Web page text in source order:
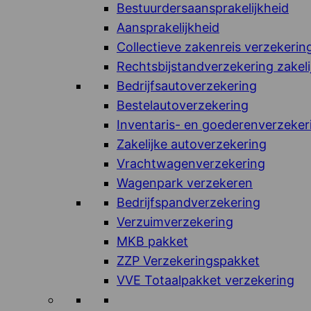
Bestuurdersaansprakelijkheid
Aansprakelijkheid
Collectieve zakenreis
Rechtsbijstandverzekering
Bedrijfsautoverzekering
Bestelautoverzekering
Inventaris- en
Zakelijke autoverzekering
Vrachtwagenverzekering
Wagenpark verzekeren
Bedrijfspandverzekering
Verzuimverzekering
MKB pakket
ZZP Verzekeringspakket
VVE Totaalpakket verzekering